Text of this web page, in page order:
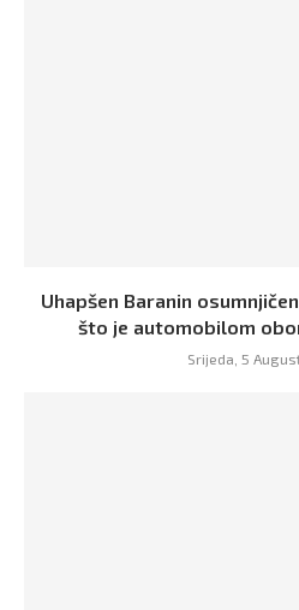
Uhapšen Baranin
što je automobilom
Srijeda, 5